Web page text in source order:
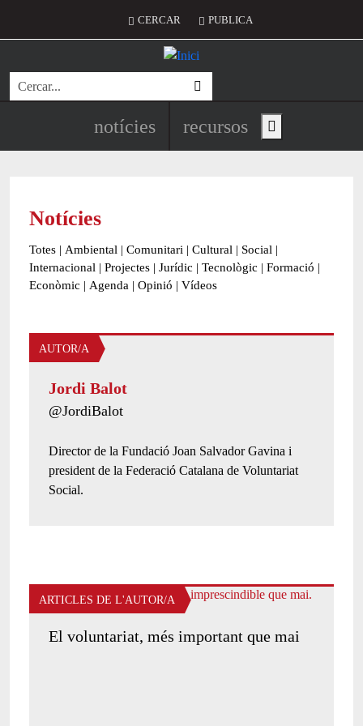
Menú del compte d'usuari
CERCAR PUBLICA
Cerca
Navegació principal de
notícies recursos Show main menu
Notícies
Totes | Ambiental | Comunitari | Cultural | Social |
Internacional | Projectes | Jurídic | Tecnològic | Formació |
Econòmic | Agenda | Opinió | Vídeos
AUTOR/A
Jordi Balot
Twitter de l'autor/a:
@JordiBalot
Presentació de l'autor/a:
Director de la Fundació Joan Salvador Gavina i
president de la Federació Catalana de Voluntariat
Social.
ARTICLES DE L'AUTOR/A
El voluntariat, més important que mai